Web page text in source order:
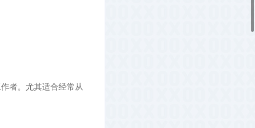
者。尤其适合经常从